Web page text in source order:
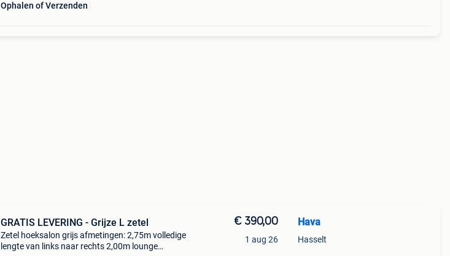
Ophalen of Verzenden
GRATIS LEVERING - Grijze L zetel
Zetel hoeksalon grijs afmetingen: 2,75m volledige
lengte van links naar rechts 2,00m lounge
€ 390,00
1 aug 26
Hava
Hasselt